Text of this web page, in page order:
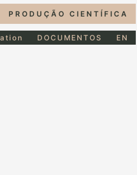
PRODUÇÃO CIENTÍFICA
DOCUMENTOS EN